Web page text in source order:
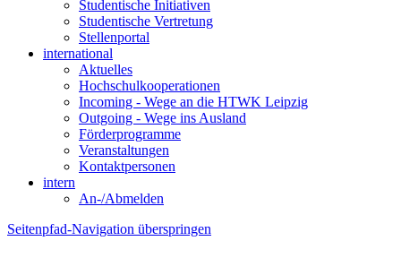
Studentische Initiativen
Studentische Vertretung
Stellenportal
international
Aktuelles
Hochschulkooperationen
Incoming - Wege an die HTWK Leipzig
Outgoing - Wege ins Ausland
Förderprogramme
Veranstaltungen
Kontaktpersonen
intern
An-/Abmelden
Seitenpfad-Navigation überspringen